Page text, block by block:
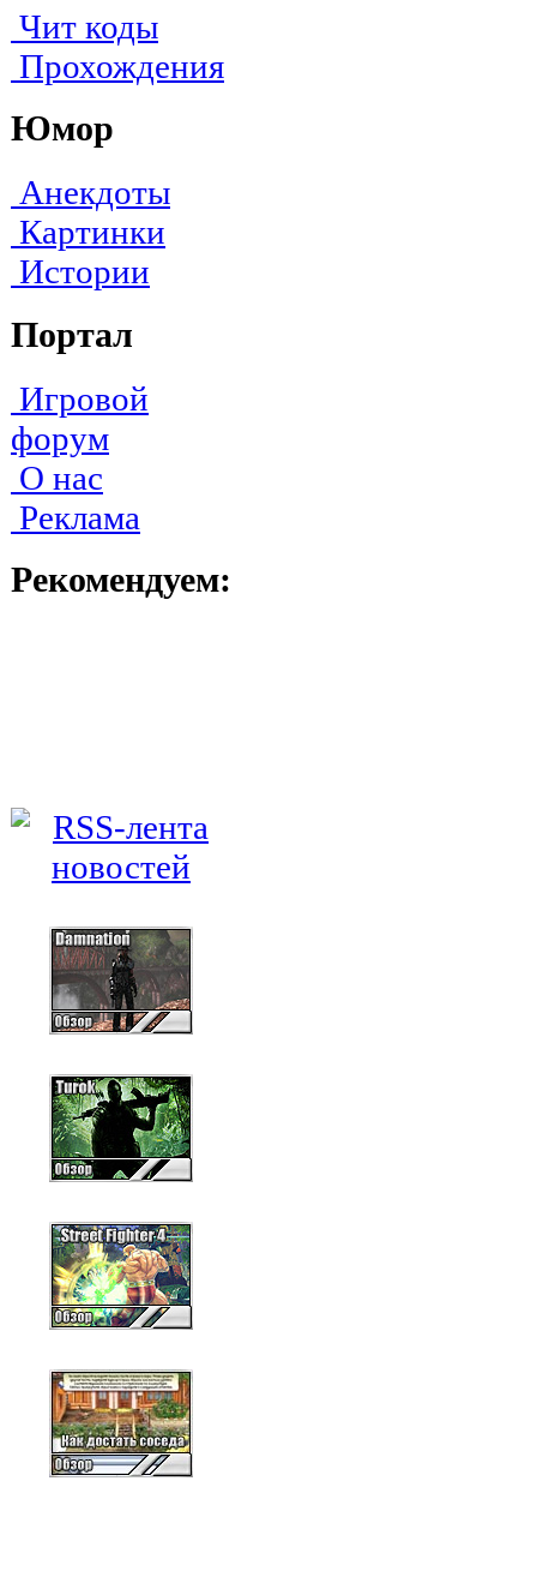
Чит коды
Прохождения
Юмор
Анекдоты
Картинки
Истории
Портал
Игровой
форум
О нас
Реклама
Рекомендуем: